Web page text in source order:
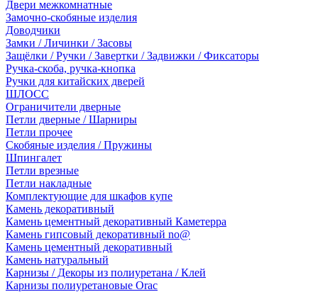
Двери межкомнатные
Замочно-скобяные изделия
Доводчики
Замки / Личинки / Засовы
Защёлки / Ручки / Завертки / Задвижки / Фиксаторы
Ручка-скоба, ручка-кнопка
Ручки для китайских дверей
ШЛОСС
Ограничители дверные
Петли дверные / Шарниры
Петли прочее
Скобяные изделия / Пружины
Шпингалет
Петли врезные
Петли накладные
Комплектующие для шкафов купе
Камень декоративный
Камень цементный декоративный Каметерра
Камень гипсовый декоративный no@
Камень цементный декоративный
Камень натуральный
Карнизы / Декоры из полиуретана / Клей
Карнизы полиуретановые Orac